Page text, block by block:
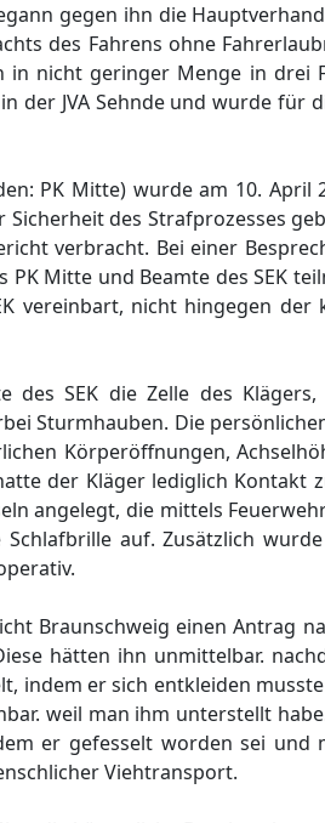
gegen ihn die
des Fahrens ohne
nicht geringer Menge in drei
der JVA Sehnde und wurde für
PK Mitte) wurde am 10. April
des Strafprozesses
verbracht. Bei einer
Mitte und Beamte des SEK
vereinbart, nicht hingegen der
des SEK die Zelle des
Sturmhauben. Die
Körperöffnungen,
der Kläger lediglich Kontakt
angelegt, die mittels
auf. Zusätzlich
Braunschweig einen Antrag
hätten ihn unmittelbar.
indem er sich entkleiden
weil man ihm unterstellt
er gefesselt worden sei und
Viehtransport.